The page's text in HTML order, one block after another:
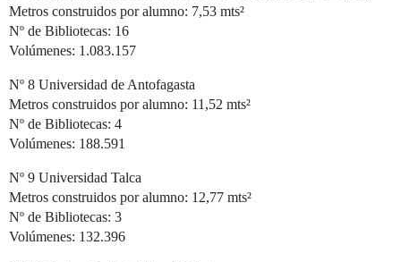
Metros construidos por alumno: 7,53 mts²
Nº de Bibliotecas: 16
Volúmenes: 1.083.157
Nº 8 Universidad de Antofagasta
Metros construidos por alumno: 11,52 mts²
Nº de Bibliotecas: 4
Volúmenes: 188.591
Nº 9 Universidad Talca
Metros construidos por alumno: 12,77 mts²
Nº de Bibliotecas: 3
Volúmenes: 132.396